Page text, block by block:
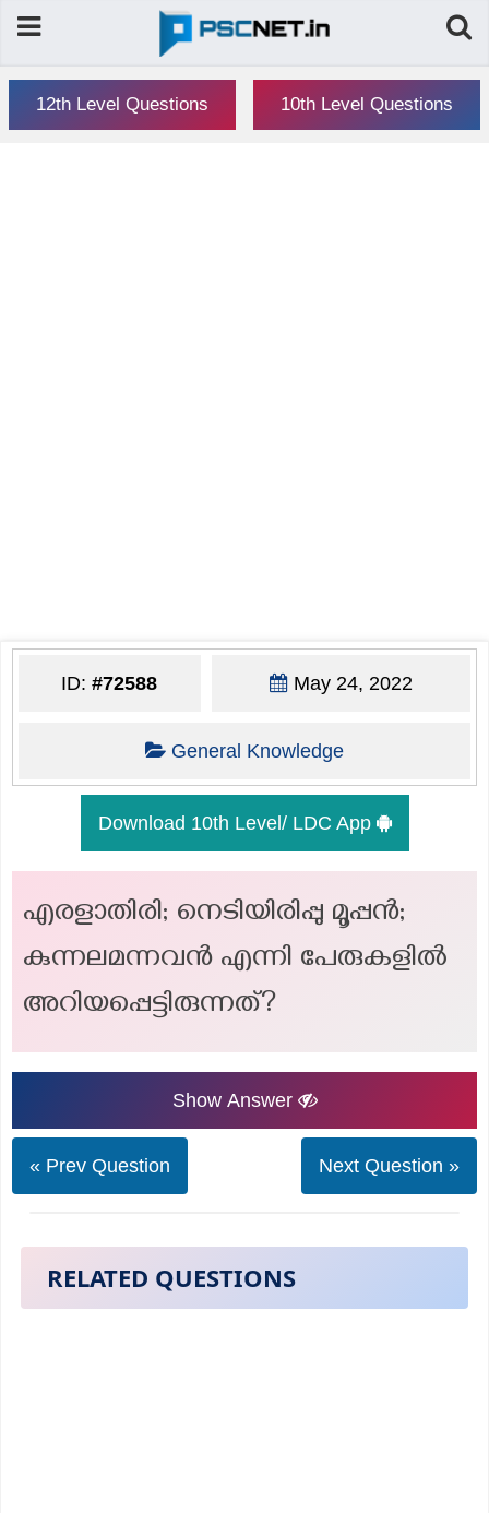
12th Level Questions 10th Level Questions
ID:#72588 May 24, 2022
General Knowledge
Download 10th Level/ LDC App
എരളാതിരി; നെടിയിരിപ്പു മൂപ്പൻ;
കുന്നലമന്നവൻ എന്നി പേരുകളിൽ
അറിയപ്പെട്ടിരുന്നത്?
Show Answer
« Prev Question Next Question »
RELATED QUESTIONS